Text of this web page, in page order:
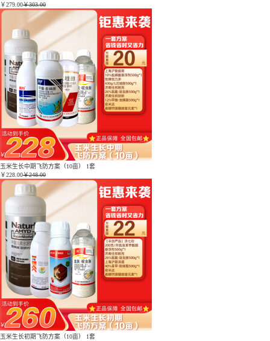
￥279.00￥303.00
玉米生长中期飞防方案（10亩） 1套
￥228.00￥248.00
玉米生长初期飞防方案（10亩） 1套